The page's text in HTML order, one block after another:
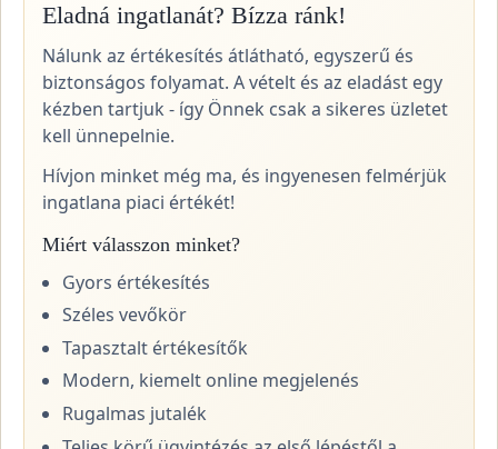
Eladná ingatlanát? Bízza ránk!
Nálunk az értékesítés átlátható, egyszerű és
biztonságos folyamat. A vételt és az eladást egy
kézben tartjuk - így Önnek csak a sikeres üzletet
kell ünnepelnie.
Hívjon minket még ma, és ingyenesen felmérjük
ingatlana piaci értékét!
Miért válasszon minket?
Gyors értékesítés
Széles vevőkör
Tapasztalt értékesítők
Modern, kiemelt online megjelenés
Rugalmas jutalék